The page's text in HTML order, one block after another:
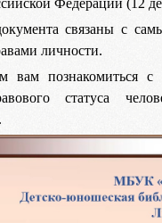
Федерации (12
связаны с
личности.
вам познакомиться
статуса